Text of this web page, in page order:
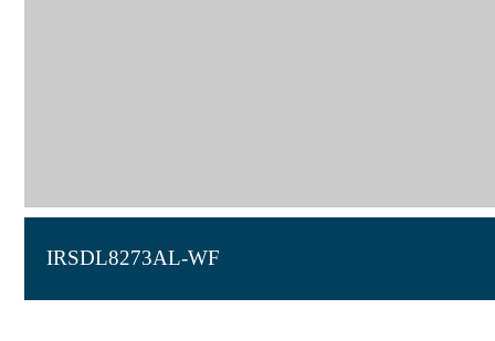
IRSDL8273AL-WF